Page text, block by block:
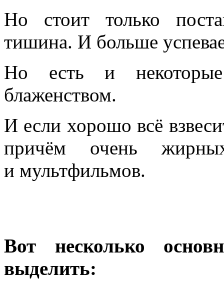
Но стоит только
тишина. И больше
Но есть и
блаженством.
И если хорошо всё
причём очень
и мультфильмов.
Вот несколько
выделить: